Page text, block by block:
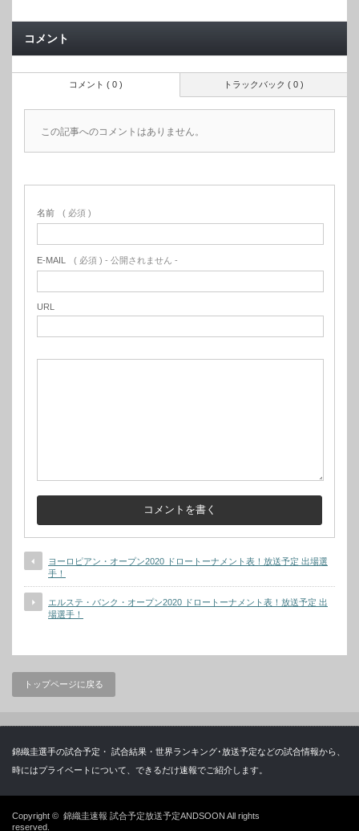
コメント
トラックバック ( 0 )
コメント ( 0 )
この記事へのコメントはありません。
名前 ( 必須 )
E-MAIL ( 必須 ) - 公開されません -
URL
ヨーロピアン・オープン2020 ドロートーナメント表！放送予定 出場選
手！
エルステ・バンク・オープン2020 ドロートーナメント表！放送予定 出
場選手！
トップページに戻る
錦織圭選手の試合予定・ 試合結果・世界ランキング･放送予定などの試合情報から、
時にはプライベートについて、できるだけ速報でご紹介します。
Copyright © 錦織圭速報 試合予定放送予定ANDSOON All rights
reserved.